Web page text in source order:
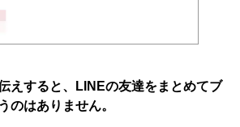
えすると、LINEの友達をまとめてブ
のはありません。